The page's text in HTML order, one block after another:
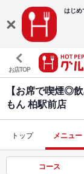
はじめ
お店TOP
【お席で喫煙◎
もん 柏駅前店
トップ メニュー
コース